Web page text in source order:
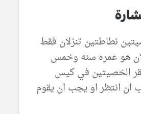
نطاطتين تنزلان فقط
هو عمره سنه وخمس
الخصيتين في كيس
انتظر او يجب ان يقوم